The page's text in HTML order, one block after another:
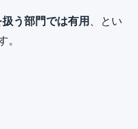
う部門では有用 、とい
。